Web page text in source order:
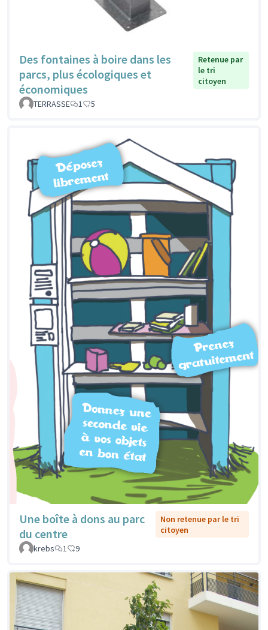
Des fontaines à boire dans les
parcs, plus écologiques et
économiques
Retenue par
le tri
citoyen
TERRASSE 1 5
Une boîte à dons au parc
du centre
Non retenue par le tri
citoyen
krebs
1 9